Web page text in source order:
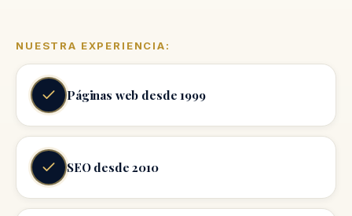
NUESTRA EXPERIENCIA:
Páginas web desde 1999
SEO desde 2010